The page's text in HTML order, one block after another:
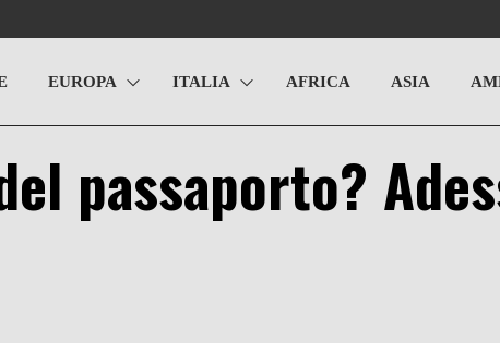
EUROPA ITALIA AFRICA ASIA
passaporto?